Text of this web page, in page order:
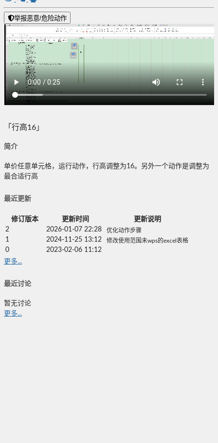
举报恶意/危险动作
「行高16」
简介
单价任意单元格，运行动作，行高调整为16。另外一个动作是调整为
最合适行高
最近更新
修订版本 更新时间
更新说明
2
2026-01-07 22:28 优化动作步骤
1 2024-11-25 13:12 修改使用范围未wps的excel表格
0
2023-02-06 11:12
更多...
最近讨论
暂无讨论
更多...